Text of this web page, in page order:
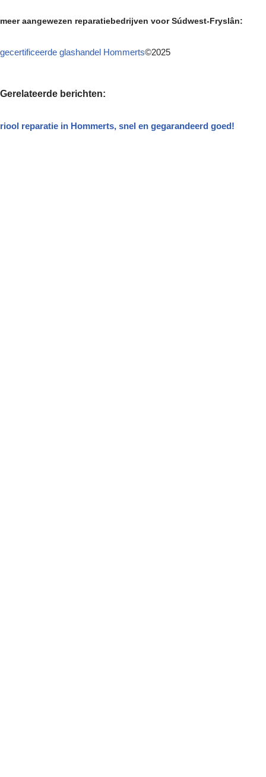
meer aangewezen reparatiebedrijven voor Súdwest-Fryslân:
gecertificeerde glashandel Hommerts©2025
Gerelateerde berichten:
riool reparatie in Hommerts, snel en gegarandeerd goed!